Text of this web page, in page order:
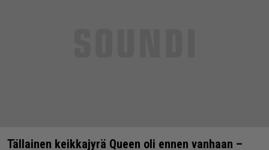
Tällainen keikkajyrä Queen oli ennen vanhaan –